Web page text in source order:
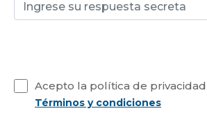
Acepto la política de privacidad
Términos y condiciones